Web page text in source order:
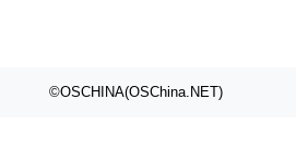
©OSCHINA(OSChina.NET)